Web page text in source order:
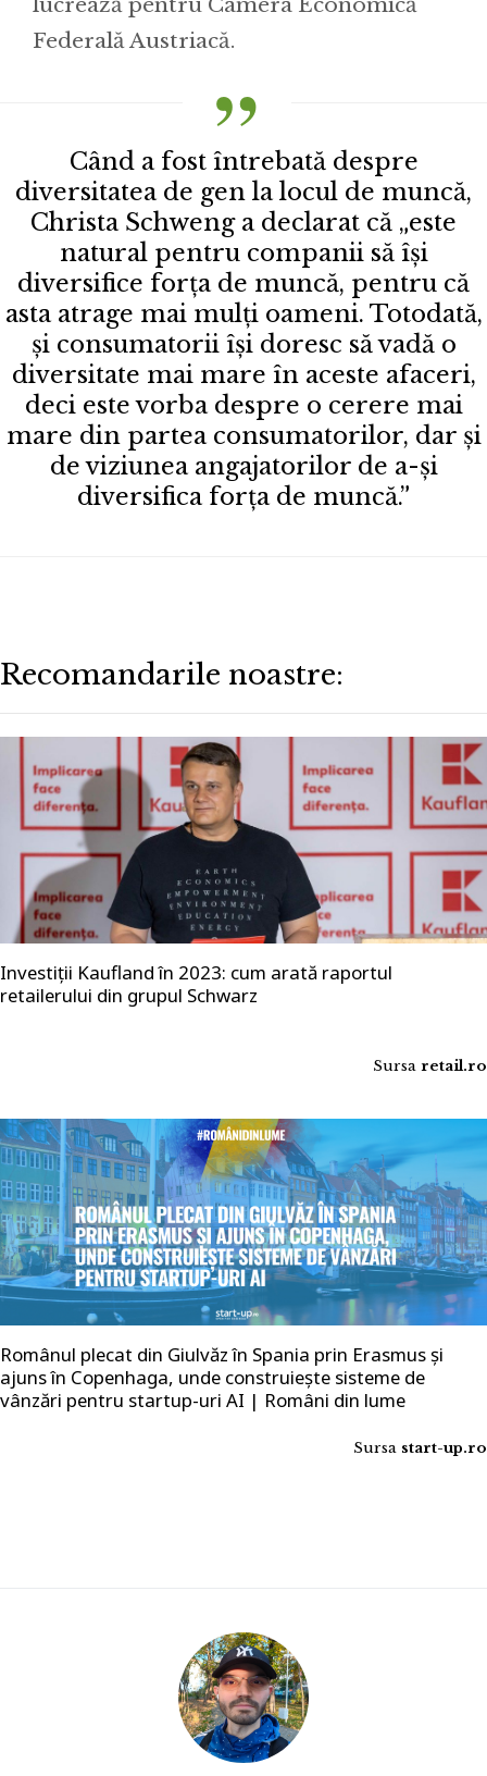
Federală Austriacă.
Când a fost întrebată despre
diversitatea de gen la locul de muncă,
Christa Schweng a declarat că „este
natural pentru companii să își
diversifice forța de muncă, pentru că
asta atrage mai mulți oameni. Totodată,
și consumatorii își doresc să vadă o
diversitate mai mare în aceste afaceri,
deci este vorba despre o cerere mai
mare din partea consumatorilor, dar și
de viziunea angajatorilor de a-și
diversifica forța de muncă.”
Recomandarile noastre:
Investiții Kaufland în 2023: cum arată raportul
retailerului din grupul Schwarz
Sursa retail.ro
Românul plecat din Giulvăz în Spania prin Erasmus și
ajuns în Copenhaga, unde construiește sisteme de
vânzări pentru startup-uri AI | Români din lume
Sursa start-up.ro